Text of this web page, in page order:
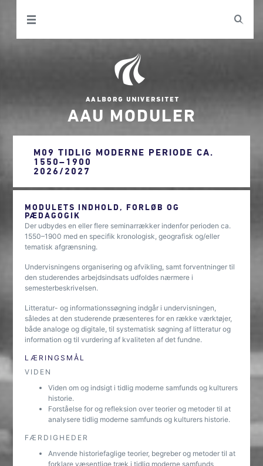
AAU MODULER
M09 TIDLIG MODERNE PERIODE CA.
1550–1900
2026/2027
MODULETS INDHOLD, FORLØB OG
PÆDAGOGIK
Der udbydes en eller flere seminarrækker indenfor perioden ca.
1550–1900 med en specifik kronologisk, geografisk og/eller
tematisk afgrænsning.
Undervisningens organisering og afvikling, samt forventninger til
den studerendes arbejdsindsats udfoldes nærmere i
semesterbeskrivelsen.
Litteratur- og informationssøgning indgår i undervisningen,
således at den studerende præsenteres for en række værktøjer,
både analoge og digitale, til systematisk søgning af litteratur og
information og til vurdering af kvaliteten af det fundne.
LÆRINGSMÅL
VIDEN
Viden om og indsigt i tidlig moderne samfunds og kulturers
historie.
Forståelse for og refleksion over teorier og metoder til at
analysere tidlig moderne samfunds og kulturers historie.
FÆRDIGHEDER
Anvende historiefaglige teorier, begreber og metoder til at
forklare væsentlige træk i tidlig moderne samfunds